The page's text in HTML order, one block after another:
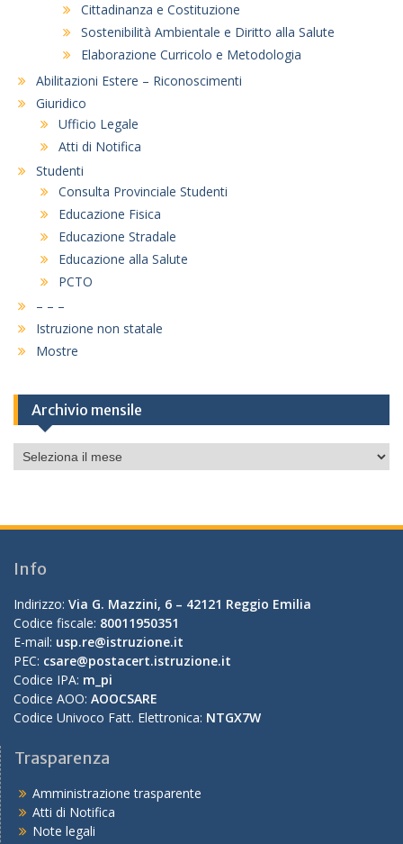
Cittadinanza e Costituzione
Sostenibilità Ambientale e Diritto alla Salute
Elaborazione Curricolo e Metodologia
Abilitazioni Estere – Riconoscimenti
Giuridico
Ufficio Legale
Atti di Notifica
Studenti
Consulta Provinciale Studenti
Educazione Fisica
Educazione Stradale
Educazione alla Salute
PCTO
– – –
Istruzione non statale
Mostre
Archivio mensile
Archivio
mensile
Info
Indirizzo: Via G. Mazzini, 6 – 42121 Reggio Emilia
Codice fiscale: 80011950351
E-mail: usp.re@istruzione.it
PEC: csare@postacert.istruzione.it
Codice IPA: m_pi
Codice AOO: AOOCSARE
Codice Univoco Fatt. Elettronica: NTGX7W
Trasparenza
Amministrazione trasparente
Atti di Notifica
Note legali